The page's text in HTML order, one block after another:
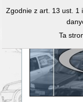
Zgodnie z art. 13 ust. 1
Ta